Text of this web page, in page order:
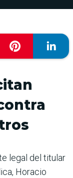
legal del titular
Horacio